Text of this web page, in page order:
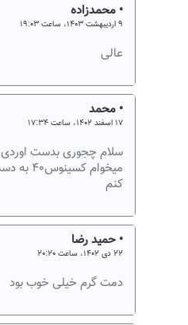
• محمدزاده
عالی
• محمد
سلام چجوری بدست اوردی
میخوام
کنم
• حمید رضا
دمت گرم خیلی خوب بود